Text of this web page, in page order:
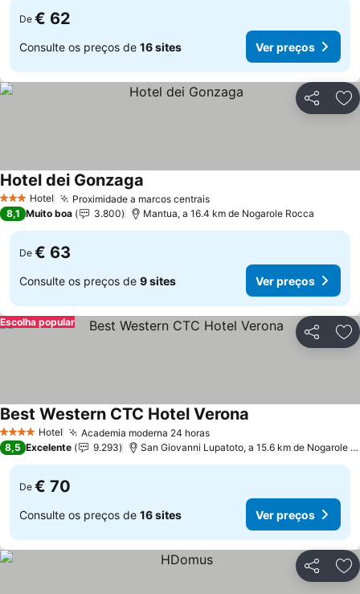
De € 62
Consulte os preços de 16 sites Ver preços
Partilhar
3 EstrelasHotel Proximidade a marcos centrais
Hotel dei Gonzaga
8,1 Muito boa 3.800 Mantua, a 16.4 km de Nogarole Rocca
De € 63
Consulte os preços de 9 sites Ver preços
Partilhar
Escolha popular
4 EstrelasHotel Academia moderna 24 horas
Best Western CTC Hotel Verona
8,5 Excelente 9.293 San Giovanni Lupatoto, a 15.6 km de Nogarole Rocca
De € 70
Consulte os preços de 16 sites Ver preços
Partilhar